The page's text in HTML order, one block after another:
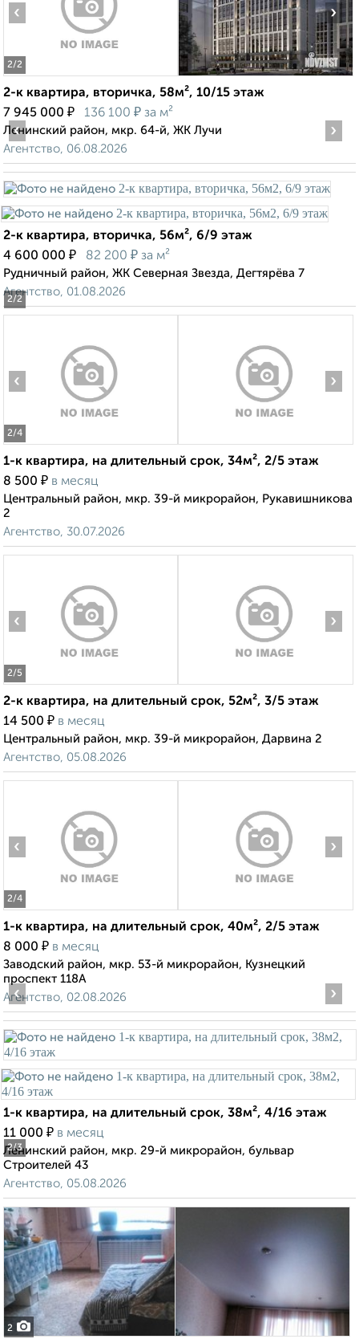
2/2
‹ ›
2-к квартира, вторичка, 58м², 10/15 этаж
7 945 000 ₽ 136 100 ₽ за м²
Ленинский район, мкр. 64-й, ЖК Лучи
Агентство, 06.08.2026
2/2
‹ ›
2-к квартира, вторичка, 56м², 6/9 этаж
4 600 000 ₽ 82 200 ₽ за м²
Рудничный район, ЖК Северная Звезда, Дегтярёва 7
Агентство, 01.08.2026
2/4
‹ ›
1-к квартира, на длительный срок, 34м², 2/5 этаж
8 500 ₽ в месяц
Центральный район, мкр. 39-й микрорайон, Рукавишникова
2
Агентство, 30.07.2026
2/5
‹ ›
2-к квартира, на длительный срок, 52м², 3/5 этаж
14 500 ₽ в месяц
Центральный район, мкр. 39-й микрорайон, Дарвина 2
Агентство, 05.08.2026
2/4
‹ ›
1-к квартира, на длительный срок, 40м², 2/5 этаж
8 000 ₽ в месяц
Заводский район, мкр. 53-й микрорайон, Кузнецкий
проспект 118А
Агентство, 02.08.2026
2/3
‹ ›
1-к квартира, на длительный срок, 38м², 4/16 этаж
11 000 ₽ в месяц
Ленинский район, мкр. 29-й микрорайон, бульвар
Строителей 43
Агентство, 05.08.2026
2